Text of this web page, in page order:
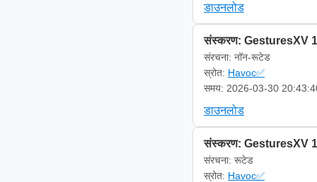
डाउनलोड
संस्करण: GesturesXV
संरचना: नॉन-रूटेड
स्रोत: Havoc✅
समय: 2026-03-30
डाउनलोड
संस्करण: GesturesXV
संरचना: रूटेड
स्रोत: Havoc✅